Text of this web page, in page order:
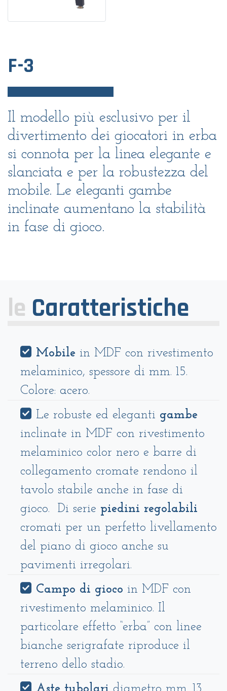
F-3
Il modello più esclusivo per il
divertimento dei giocatori in erba
si connota per la linea elegante e
slanciata e per la robustezza del
mobile. Le eleganti gambe
inclinate aumentano la stabilità
in fase di gioco.
le Caratteristiche
Mobile in MDF con rivestimento
melaminico, spessore di mm. 15.
Colore: acero.
Le robuste ed eleganti gambe
inclinate in MDF con rivestimento
melaminico color nero e barre di
collegamento cromate rendono il
tavolo stabile anche in fase di
gioco. Di serie piedini regolabili
cromati per un perfetto livellamento
del piano di gioco anche su
pavimenti irregolari.
Campo di gioco in MDF con
rivestimento melaminico. Il
particolare effetto “erba” con linee
bianche serigrafate riproduce il
terreno dello stadio.